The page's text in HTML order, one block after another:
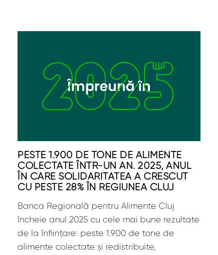
PESTE 1.900 DE TONE DE ALIMENTE
COLECTATE ÎNTR-UN AN. 2025, ANUL
ÎN CARE SOLIDARITATEA A CRESCUT
CU PESTE 28% ÎN REGIUNEA CLUJ
Banca Regională pentru Alimente Cluj
încheie anul 2025 cu cele mai bune rezultate
de la înființare: peste 1.900 de tone de
alimente colectate și redistribuite,